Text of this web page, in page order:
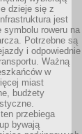
dzieje się z
jest
symbolu roweru na
Potrzebne są
i odpowiednie
Ważną
w
miast
budżety
przebiega
bywają